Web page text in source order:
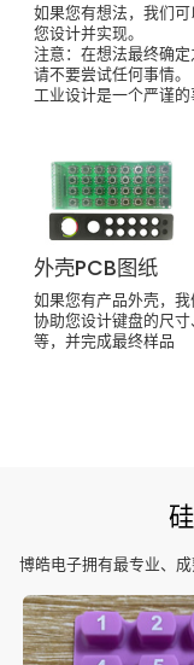
如果您有想法，我们可
您设计并实现。
注意：在想法最终确定
请不要尝试任何事情。
工业设计是一个严谨的
外壳PCB图纸
如果您有产品外壳，
协助您设计键盘的尺
等，并完成最终样品
博皓电子拥有最专业、